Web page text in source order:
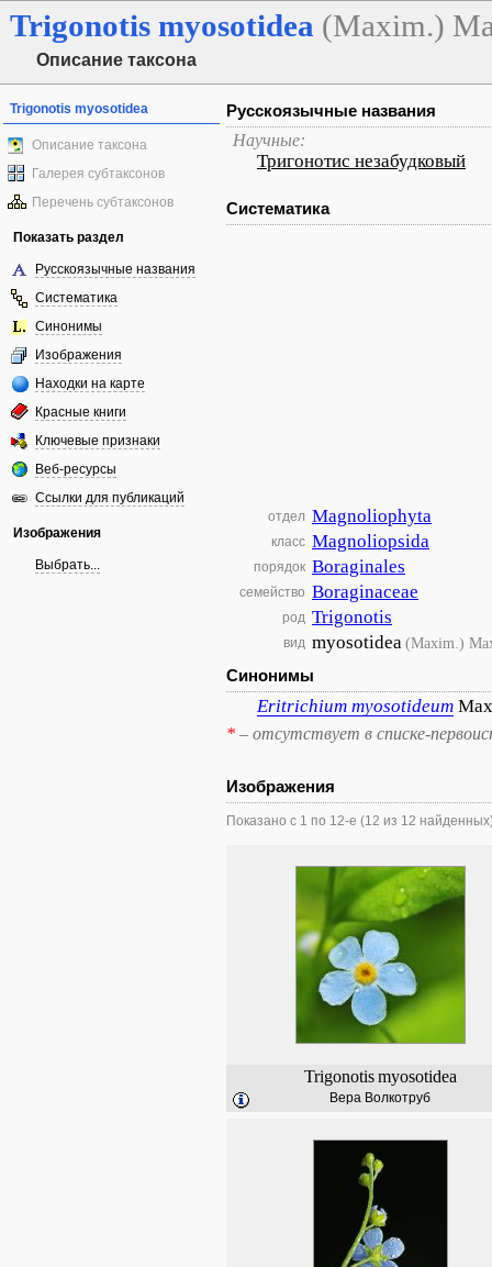
Trigonotis myosotidea (Maxim.)
Описание таксона
Trigonotis myosotidea
Описание таксона
Галерея субтаксонов
Перечень субтаксонов
Показать раздел
Русскоязычные названия
Систематика
Синонимы
Изображения
Находки на карте
Красные книги
Ключевые признаки
Веб-ресурсы
Ссылки для публикаций
Изображения
Выбрать...
Русскоязычные названия
Научные:
Тригонотис незабудковый
Систематика
отдел Magnoliophyta
класс Magnoliopsida
порядок Boraginales
семейство Boraginaceae
род Trigonotis
вид myosotidea(Maxim.)
Синонимы
Eritrichium myosotideum
* – отсутствует в списке-
Изображения
Показано с 1 по 12-е (12 из 12
Trigonotis myosotidea
Вера Волкотруб